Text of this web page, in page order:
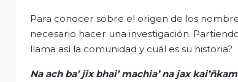
Para conocer sobre el origen de los
necesario hacer una investigación.
llama así la comunidad y cuál es su historia?
Na ach ba’jix bhai’machia’na jax kai’ñkam